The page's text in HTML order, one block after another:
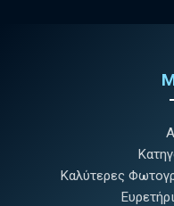
Καλύτερες